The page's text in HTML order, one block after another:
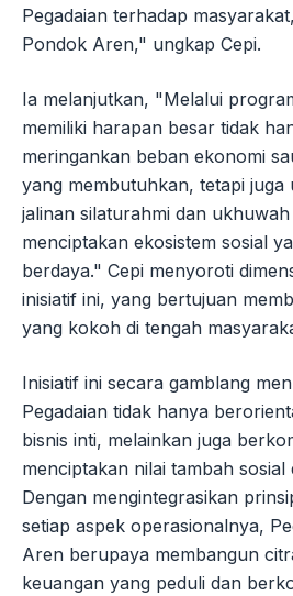
Pegadaian terhadap
Pondok Aren," ungkap Cepi.
Ia melanjutkan, "Melalui
memiliki harapan besar tidak
meringankan beban ekonomi
yang membutuhkan, tetapi
jalinan silaturahmi dan
menciptakan ekosistem sosial
berdaya." Cepi menyoroti
inisiatif ini, yang bertujuan
yang kokoh di tengah
Inisiatif ini secara gamblang
Pegadaian tidak hanya
bisnis inti, melainkan juga
menciptakan nilai tambah sosial
Dengan mengintegrasikan
setiap aspek operasionalnya,
Aren berupaya membangun
keuangan yang peduli dan